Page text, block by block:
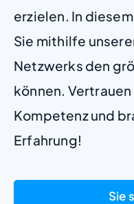
erzielen. In
Sie mithilfe
Netzwerks den
können.
Kompetenz und
Erfahrung!
Sie